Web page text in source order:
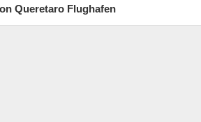
Queretaro Flughafen